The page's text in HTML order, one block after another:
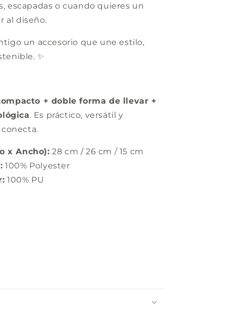
escapadas o cuando quieres un
al diseño.
un accesorio que une estilo,
✨
+ doble forma de llevar +
. Es práctico, versátil y
x Ancho): 28 cm / 26 cm / 15 cm
100% Polyester
100% PU